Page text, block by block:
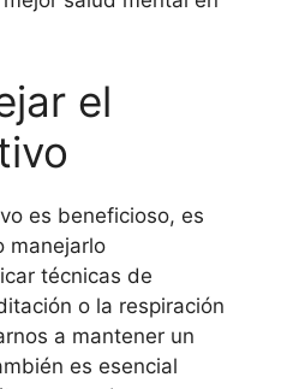
el
es beneficioso, es
manejarlo
técnicas de
o la respiración
a mantener un
es esencial